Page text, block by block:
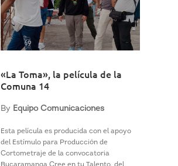
«La Toma», la película de la
Comuna 14
By Equipo Comunicaciones
Esta película es producida con el apoyo
del Estímulo para Producción de
Cortometraje de la convocatoria